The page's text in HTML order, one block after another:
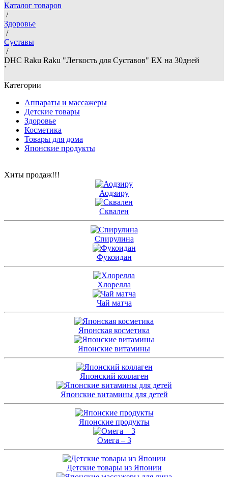
Каталог товаров
/
Здоровье
/
Суставы
/
DHC Raku Raku "Легкость для Суставов" EX на 30дней
`
Категории
Аппараты и массажеры
Детские товары
Здоровье
Косметика
Товары для дома
Японские продукты
Хиты продаж!!!
Аодзиру
Сквален
Спирулина
Фукоидан
Хлорелла
Чай матча
Японская косметика
Японские витамины
Японский коллаген
Японские витамины для детей
Японские продукты
Омега – 3
Детские товары из Японии